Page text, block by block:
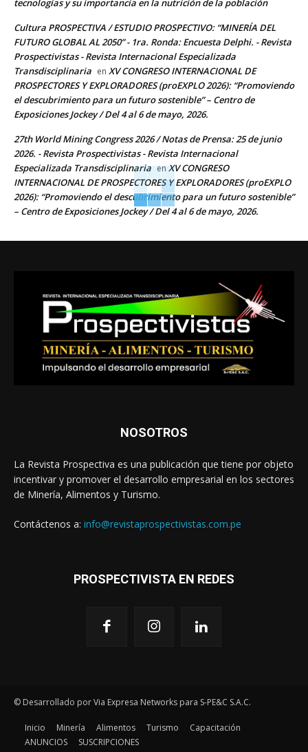
tecnologías y su importancia en la nutrición de la población
Cultura PROSPECTIVA / ESTUDIO PROSPECTIVO: “MINERÍA DEL
FUTURO GLOBAL AL 2050” - 1ra. Ronda: Encuesta Delphi. - Revista
Prospectivistas - Revista Internacional Especializada
Transdisciplinaria en XV CONGRESO INTERNACIONAL DE
PROSPECTORES Y EXPLORADORES (proEXPLO 2026): “Promoviendo
el descubrimiento para un futuro sostenible” – Centro de
Exposiciones Jockey / Del 4 al 6 de mayo, 2026.
27th World Mining Congress 2026 / Notas de Prensa: 25 de junio
2026. - Revista Prospectivistas - Revista Internacional
Especializada Transdisciplinaria enXV CONGRESO
INTERNACIONAL DE PROSPECTORES Y EXPLORADORES (proEXPLO
2026): “Promoviendo el descubrimiento para un futuro sostenible”
– Centro de Exposiciones Jockey / Del 4 al 6 de mayo, 2026.
NOSOTROS
La Revista Prospectiva es una publicación que tiene por objeto
incentivar y promover el desarrollo empresarial en los sectores
de Minería, Alimentos y Turismo.
Contáctenos a: info@revistaprospectivistas.com.pe
PROSPECTIVISTA EN REDES
© Desarrollado por Via Expresa Networks para S-PE&C S.A.C.
Inicio Minería Alimentos Turismo
Capacitación
ANUNCIOS
SUSCRIPCIONES